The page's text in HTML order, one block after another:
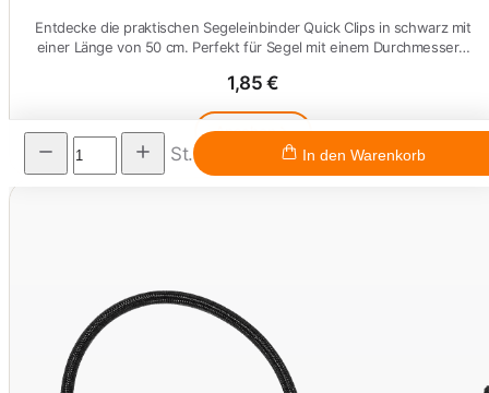
Entdecke die praktischen Segeleinbinder Quick Clips in schwarz mit
einer Länge von 50 cm. Perfekt für Segel mit einem Durchmesser…
1,85 €
Ansehen
St. In den Warenkorb